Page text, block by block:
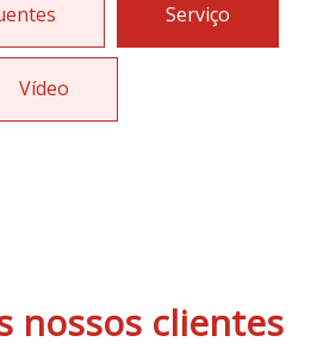
Serviço
Vídeo
nossos clientes